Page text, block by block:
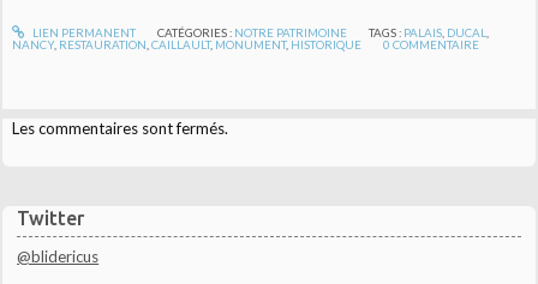
Twitter
@blidericus
LIEN PERMANENT CATÉGORIES : NOTRE PATRIMOINE TAGS : PALAIS DUCAL
NANCY, RESTAURATION ,CAILLAULT, MONUMENT, HISTORIQUE 0 COMMENTAIRE
Les commentaires sont fermés.